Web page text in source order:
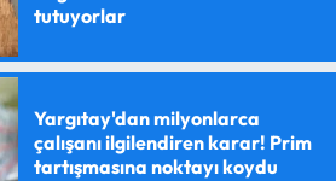
tutuyorlar
Yargıtay'dan milyonlarca
çalışanı ilgilendiren karar! Prim
tartışmasına noktayı koydu